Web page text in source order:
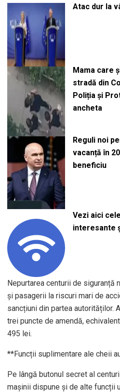
Atac dur la
Mama care
stradă din
Poliția și
ancheta
Reguli noi
vacanță în
beneficiu
Vezi aici
interesante
Nepurtarea centurii de siguranță
și pasagerii la riscuri mari de
sancțiuni din partea autorităților.
trei puncte de amendă,
495 lei.
**Funcții suplimentare ale cheii
Pe lângă butonul secret al
mașinii dispune și de alte funcții